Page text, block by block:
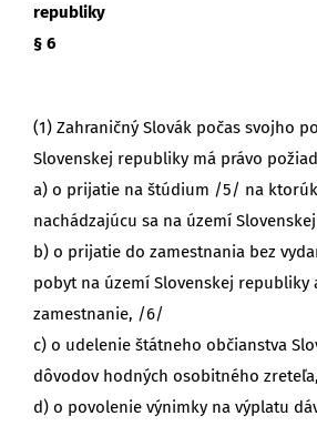
republiky
§ 6
(1) Zahraničný Slovák počas svojho
Slovenskej republiky má právo
a) o prijatie na štúdium /5/ na
nachádzajúcu sa na území
b) o prijatie do zamestnania bez
pobyt na území Slovenskej republiky
zamestnanie, /6/
c) o udelenie štátneho občianstva
dôvodov hodných osobitného
d) o povolenie výnimky na výplatu